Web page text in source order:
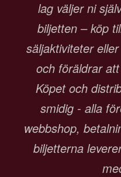
lag väljer ni
biljetten – köp
säljaktiviteter
och föräldrar
Köpet och
smidig - alla
webbshop,
biljetterna